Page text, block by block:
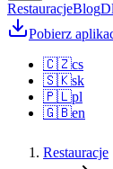
RestauracjeBlog
Pobierz
🇨🇿cs
🇸🇰sk
🇵🇱pl
🇬🇧en
Restauracje